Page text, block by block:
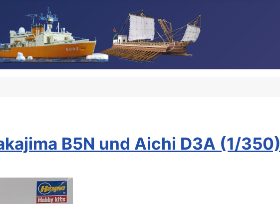
B5N und Aichi D3A (1/350)